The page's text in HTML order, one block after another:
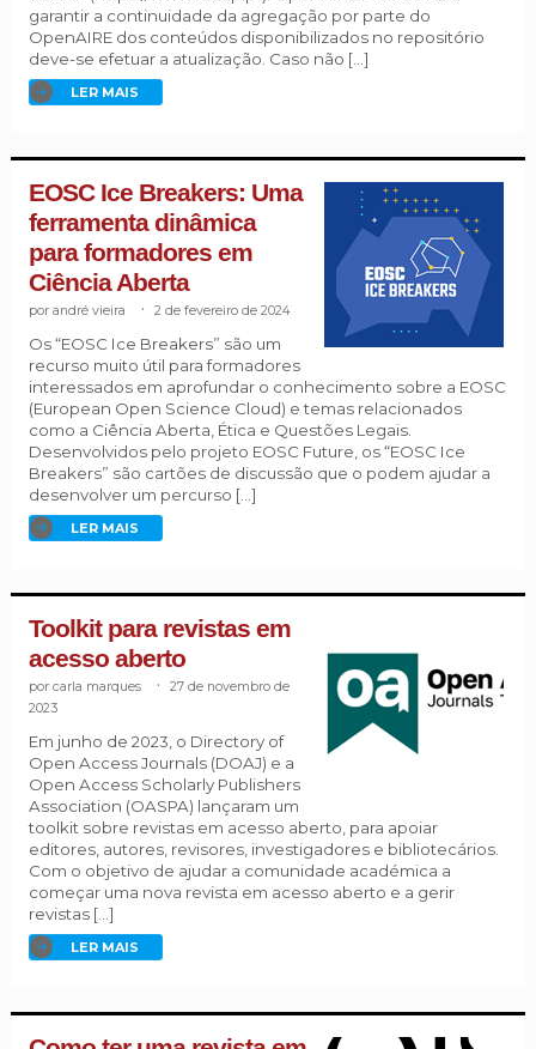
garantir a continuidade da agregação por parte do
OpenAIRE dos conteúdos disponibilizados no repositório
deve-se efetuar a atualização. Caso não […]
LER MAIS
EOSC Ice Breakers: Uma
ferramenta dinâmica
para formadores em
Ciência Aberta
andré vieira 2 de fevereiro de 2024
Os “EOSC Ice Breakers” são um
recurso muito útil para formadores
interessados em aprofundar o conhecimento sobre a EOSC
(European Open Science Cloud) e temas relacionados
como a Ciência Aberta, Ética e Questões Legais.
Desenvolvidos pelo projeto EOSC Future, os “EOSC Ice
Breakers” são cartões de discussão que o podem ajudar a
desenvolver um percurso […]
LER MAIS
Toolkit para revistas em
acesso aberto
carla marques.
27 de novembro de
2023
Em junho de 2023, o Directory of
Open Access Journals (DOAJ) e a
Open Access Scholarly Publishers
Association (OASPA) lançaram um
toolkit sobre revistas em acesso aberto, para apoiar
editores, autores, revisores, investigadores e bibliotecários.
Com o objetivo de ajudar a comunidade académica a
começar uma nova revista em acesso aberto e a gerir
revistas […]
LER MAIS